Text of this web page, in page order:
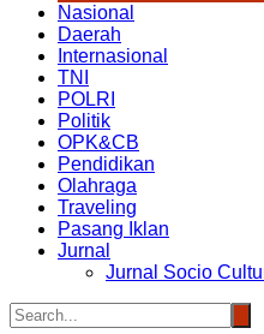
Nasional
Daerah
Internasional
TNI
POLRI
Politik
OPK&CB
Pendidikan
Olahraga
Traveling
Pasang Iklan
Jurnal
Jurnal Socio